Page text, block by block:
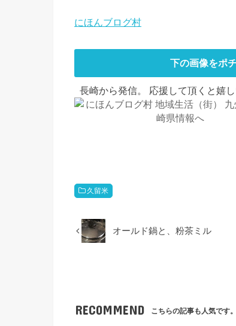
にほんブログ村
下の画像をポ
長崎から発信。 応援して頂くと嬉
久留米
オールド鍋と、粉茶ミル
RECOMMEND こちらの記事も人気です。